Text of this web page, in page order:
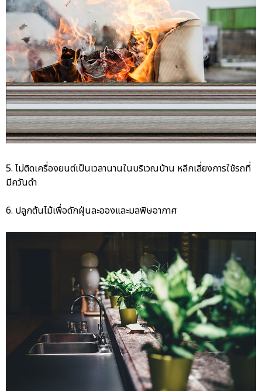
5. ไม่ติดเครื่องยนต์เป็นเวลานานในบริเวณบ้าน หลีกเลี่ยงการใช้รถที่
มีควันดำ
6. ปลูกต้นไม้เพื่อดักฝุ่นละอองและมลพิษอากาศ